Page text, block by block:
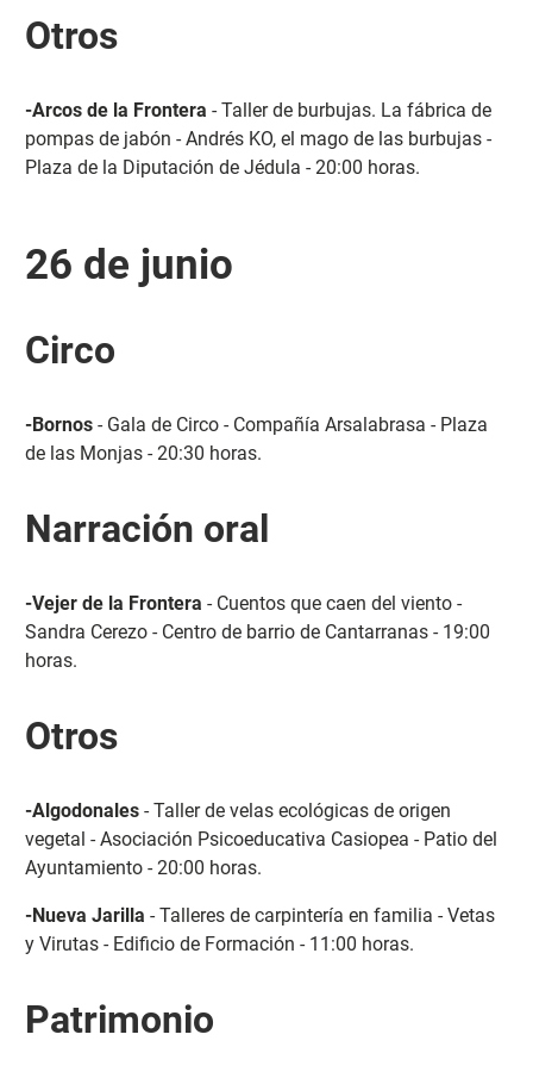
Otros
-Arcos de la Frontera - Taller de burbujas. La fábrica de
pompas de jabón - Andrés KO, el mago de las burbujas -
Plaza de la Diputación de Jédula - 20:00 horas.
26 de junio
Circo
-Bornos- Gala de Circo - Compañía Arsalabrasa - Plaza
de las Monjas - 20:30 horas.
Narración oral
-Vejer de la Frontera - Cuentos que caen del viento -
Sandra Cerezo - Centro de barrio de Cantarranas - 19:00
horas.
Otros
-Algodonales- Taller de velas ecológicas de origen
vegetal - Asociación Psicoeducativa Casiopea - Patio del
Ayuntamiento - 20:00 horas.
-Nueva Jarilla - Talleres de carpintería en familia - Vetas
y Virutas - Edificio de Formación - 11:00 horas.
Patrimonio